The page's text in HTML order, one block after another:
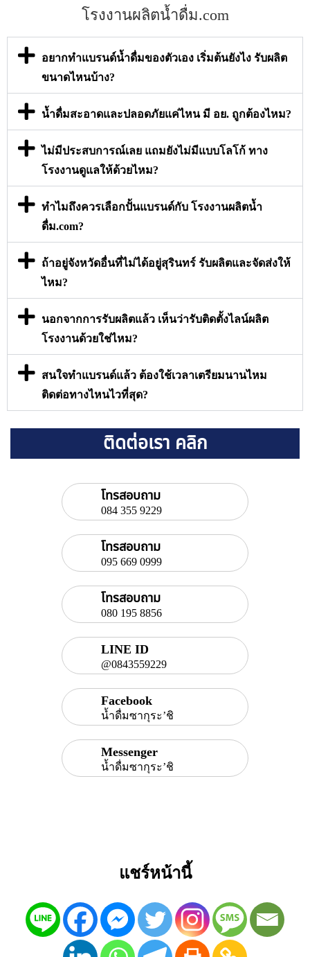
โรงงานผลิตน้ำดื่ม.com
อยากทำแบรนด์น้ำดื่มของตัวเอง เริ่มต้นยังไง รับผลิต
ขนาดไหนบ้าง?
น้ำดื่มสะอาดและปลอดภัยแค่ไหน มี อย. ถูกต้องไหม?
ไม่มีประสบการณ์เลย แถมยังไม่มีแบบโลโก้ ทาง
โรงงานดูแลให้ด้วยไหม?
ทำไมถึงควรเลือกปั้นแบรนด์กับ โรงงานผลิตน้ำ
ดื่ม.com?
ถ้าอยู่จังหวัดอื่นที่ไม่ได้อยู่สุรินทร์ รับผลิตและจัดส่งให้
ไหม?
นอกจากการรับผลิตแล้ว เห็นว่ารับติดตั้งไลน์ผลิต
โรงงานด้วยใช่ไหม?
สนใจทำแบรนด์แล้ว ต้องใช้เวลาเตรียมนานไหม
ติดต่อทางไหนไวที่สุด?
ติดต่อเรา คลิก
โทรสอบถาม
084 355 9229
โทรสอบถาม
095 669 0999
โทรสอบถาม
080 195 8856
LINE ID
@0843559229
Facebook
น้ำดื่มซากุระ’ชิ
Messenger
น้ำดื่มซากุระ’ชิ
แชร์หน้านี้